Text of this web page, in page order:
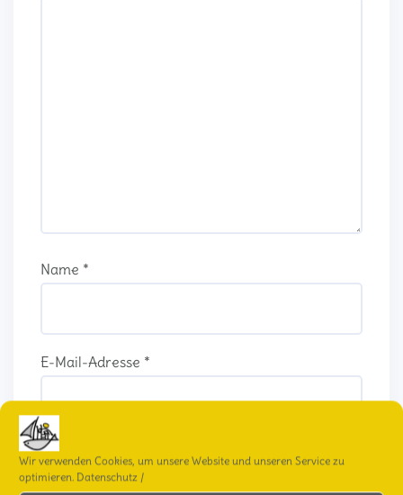
Wir verwenden Cookies, um unsere Website und unseren Service zu
optimieren. Datenschutz /
Name *
E-Mail-Adresse *
Website